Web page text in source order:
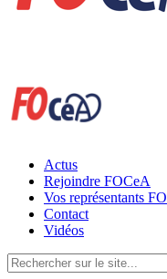
Actus
Rejoindre FOCeA
Vos représentants FO
Contact
Vidéos